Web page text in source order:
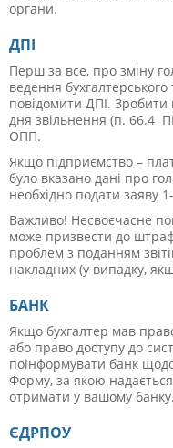
органи.
ДПІ
Перш за все, про зміну
ведення бухгалтерського
повідомити ДПІ. Зробити
дня звільнення (п. 66.4
ОПП.
Якщо підприємство –
було вказано дані про
необхідно подати
Важливо! Несвоєчасне
може призвести до
проблем з поданням
накладних (у випадку,
БАНК
Якщо бухгалтер мав
або право доступу до
поінформувати банк
Форму, за якою
отримати у вашому банку.
ЄДРПОУ